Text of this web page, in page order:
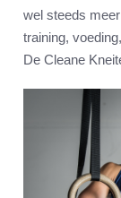
wel steeds
training,
De Cleane